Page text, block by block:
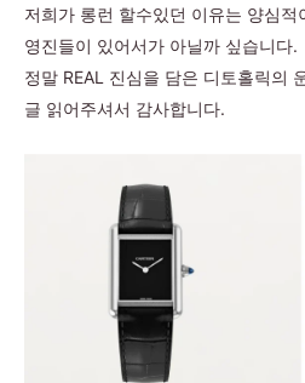
저희가 롱런 할수있던 이유는 양심
영진들이 있어서가 아닐까 싶습니다.
정말 REAL 진심을 담은 디토홀릭의
글 읽어주셔서 감사합니다.